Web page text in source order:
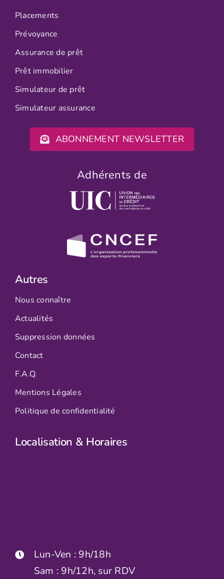
Placements
Prévoyance
Assurance de prêt
Prêt immobilier
Simulateur de prêt
Simulateur assurance
ABONNEMENT NEWSLETTER
Adhérents de
Autres
Nous connaître
Actualités
Suppression données
Contact
F.A.Q.
Mentions Légales
Politique de confidentialité
Localisation & Horaires
Lun-Ven : 9h/18h
Sam : 9h/12h, sur RDV